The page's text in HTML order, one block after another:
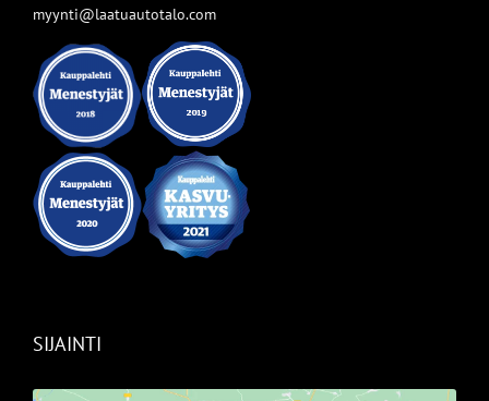
myynti@laatuautotalo.com
SIJAINTI